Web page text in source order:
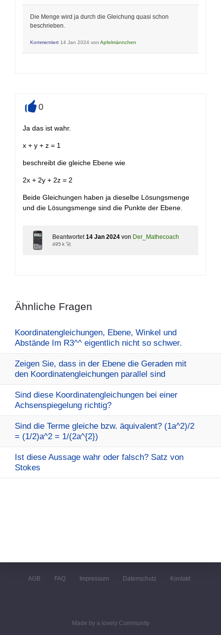
Die Menge wird ja durch die Gleichung quasi schon
beschrieben.
Kommentiert 14 Jan 2024 von Apfelmännchen
0
Ja das ist wahr.
x + y + z = 1
beschreibt die gleiche Ebene wie
2x + 2y + 2z = 2
Beide Gleichungen haben ja dieselbe Lösungsmenge
und die Lösungsmenge sind die Punkte der Ebene.
Beantwortet 14 Jan 2024 von Der_Mathecoach
495 k 🚀
Ähnliche Fragen
Koordinatengleichungen, Ebene, Winkel und
Abstände Im R3^^ eigentlich nicht so schwer.
Zeigen Sie, dass in der Ebene die Geraden mit
den Koordinatengleichungen parallel sind
Sind diese Koordinatengleichungen bei einer
Achsenspiegelung richtig?
Sind die Terme gleiche bzw. äquivalent? (1a^2)/2
= (1/2)a^2 = 1/(2a^{2})
Ist diese Aussage wahr oder falsch? Satz von
Stokes
AGB FAQ Impressum Datenschutz Kontakt
Made by a lovely Community